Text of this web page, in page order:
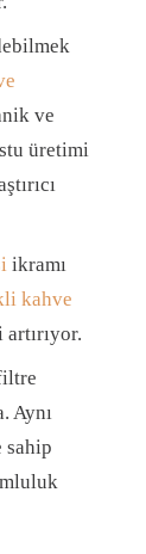
ve
üretimi
ikramı
kahve
Aynı
sahip